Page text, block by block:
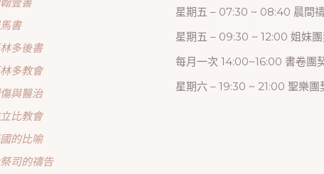
書
多後書
多教會
與醫治
比教會
的比喻
司的禱告
星期五 – 07:30 ~ 08:40 晨間
星期五 – 09:30 ~ 12:00 姐妹
每月一次 14:00~16:00 書卷團
星期六 – 19:30 ~ 21:00 聖樂團